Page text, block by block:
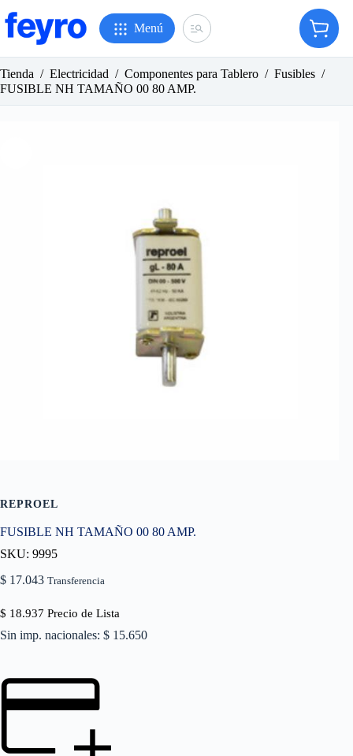
al
contenido
Menú
Carro
de
Tienda / Electricidad / Componentes para Tablero / Fusibles /
FUSIBLE NH TAMAÑO 00 80 AMP.
REPROEL
FUSIBLE NH TAMAÑO 00 80 AMP.
SKU: 9995
$ 17.043 Transferencia
$ 18.937 Precio de Lista
Sin imp. nacionales: $ 15.650